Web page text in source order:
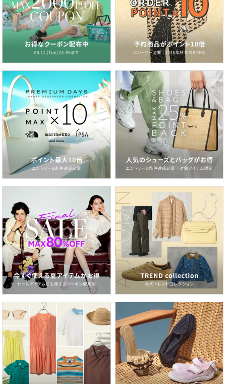
2026.07.03
梅雨から真夏まで大活躍！水陸両用パンツを日常に
2026.06.26
紫外線＆冷房対策にも！いま欲しいのは、サマーカーディガン